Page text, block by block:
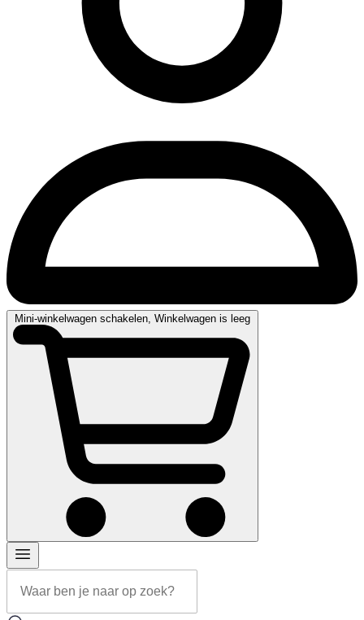
Mini-winkelwagen schakelen, Winkelwagen is leeg